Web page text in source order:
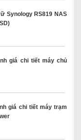
Synology RS819 NAS
giá chi tiết máy chủ
giá chi tiết máy trạm